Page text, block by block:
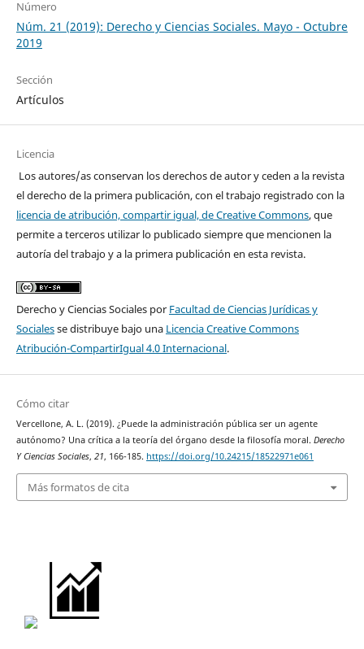
Número
Núm. 21 (2019): Derecho y Ciencias Sociales. Mayo - Octubre
2019
Sección
Artículos
Licencia
Los autores/as conservan los derechos de autor y ceden a la revista
el derecho de la primera publicación, con el trabajo registrado con la
licencia de atribución, compartir igual, de Creative Commons, que
permite a terceros utilizar lo publicado siempre que mencionen la
autoría del trabajo y a la primera publicación en esta revista.
Derecho y Ciencias Sociales por Facultad de Ciencias Jurídicas y
Socialesse distribuye bajo una Licencia Creative Commons
Atribución-CompartirIgual 4.0 Internacional.
Cómo citar
Vercellone, A. L. (2019). ¿Puede la administración pública ser un agente
autónomo? Una crítica a la teoría del órgano desde la filosofía moral. Derecho
Y Ciencias Sociales, 21, 166-185. https://doi.org/10.24215/18522971e061
Más formatos de cita